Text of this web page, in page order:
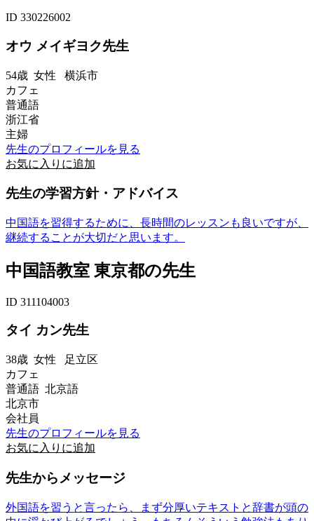
ID 330226002
オウ メイギヨク先生
54歳 女性 横浜市
カフェ
普通語
浙江省
主婦
先生のプロフィールを見る
お気に入りに追加
先生の学習方針・アドバイス
中国語を習得するために、長時間のレッスンも良いですが、
継続することが大切だと思います。
中国語教室 東京都の先生
ID 311104003
タイ カン先生
38歳 女性 足立区
カフェ
普通語 北京語
北京市
会社員
先生のプロフィールを見る
お気に入りに追加
先生からメッセージ
外国語を習うと言ったら、まず分厚いテキストと辞書が頭の